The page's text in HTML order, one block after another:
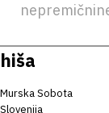
hiša
Murska Sobota
Slovenija